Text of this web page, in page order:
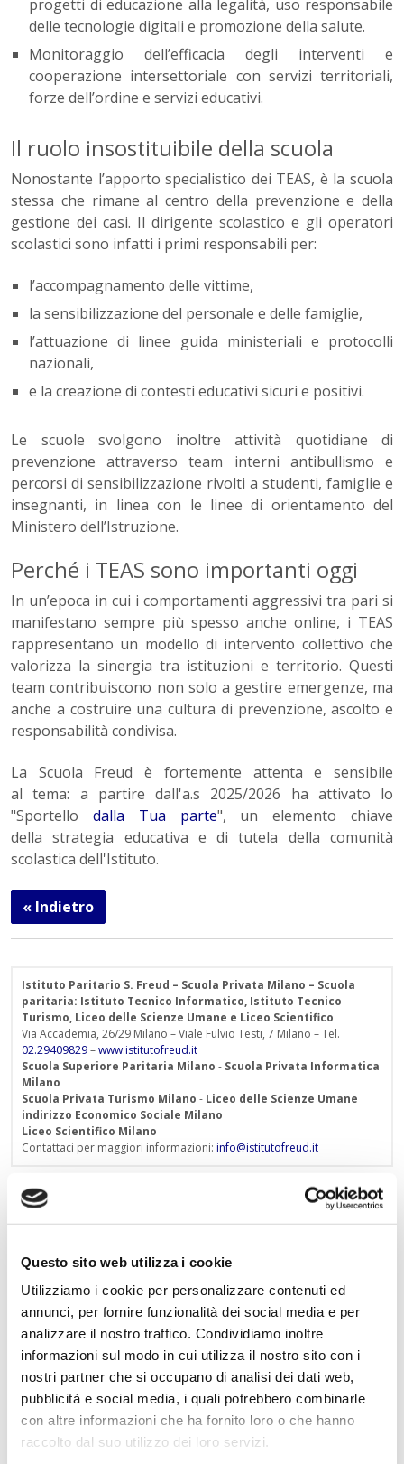
Questo sito web utilizza i cookie
Utilizziamo i cookie per personalizzare contenuti ed
annunci, per fornire funzionalità dei social media e per
analizzare il nostro traffico. Condividiamo inoltre
informazioni sul modo in cui utilizza il nostro sito con i
nostri partner che si occupano di analisi dei dati web,
pubblicità e social media, i quali potrebbero combinarle
con altre informazioni che ha fornito loro o che hanno
raccolto dal suo utilizzo dei loro servizi.
progetti di educazione alla legalità, uso responsabile
delle tecnologie digitali e promozione della salute.
Monitoraggio dell’efficacia degli interventi e
cooperazione intersettoriale con servizi territoriali,
forze dell’ordine e servizi educativi.
Il ruolo insostituibile della scuola
Nonostante l’apporto specialistico dei TEAS, è la scuola
stessa che rimane al centro della prevenzione e della
gestione dei casi. Il dirigente scolastico e gli operatori
scolastici sono infatti i primi responsabili per:
l’accompagnamento delle vittime,
la sensibilizzazione del personale e delle famiglie,
l’attuazione di linee guida ministeriali e protocolli
nazionali,
e la creazione di contesti educativi sicuri e positivi.
Le scuole svolgono inoltre attività quotidiane di
prevenzione attraverso team interni antibullismo e
percorsi di sensibilizzazione rivolti a studenti, famiglie e
insegnanti, in linea con le linee di orientamento del
Ministero dell’Istruzione.
Perché i TEAS sono importanti oggi
In un’epoca in cui i comportamenti aggressivi tra pari si
manifestano sempre più spesso anche online, i TEAS
rappresentano un modello di intervento collettivo che
valorizza la sinergia tra istituzioni e territorio. Questi
team contribuiscono non solo a gestire emergenze, ma
anche a costruire una cultura di prevenzione, ascolto e
responsabilità condivisa.
La Scuola Freud è fortemente attenta e sensibile
al tema: a partire dall'a.s 2025/2026 ha attivato lo
"Sportello dalla Tua parte", un elemento chiave
della strategia educativa e di tutela della comunità
scolastica dell'Istituto.
« Indietro
Istituto Paritario S. Freud – Scuola Privata Milano – Scuola
paritaria: Istituto Tecnico Informatico, Istituto Tecnico
Turismo, Liceo delle Scienze Umane e Liceo Scientifico
Via Accademia, 26/29 Milano – Viale Fulvio Testi, 7 Milano – Tel.
02.29409829–www.istitutofreud.it
Scuola Superiore Paritaria Milano - Scuola Privata Informatica
Milano
Scuola Privata Turismo Milano - Liceo delle Scienze Umane
indirizzo Economico Sociale Milano
Liceo Scientifico Milano
Contattaci per maggiori informazioni: info@istitutofreud.it
Lascia un commento
L'indirizzo email non verrà pubblicato. I campi
Nome*
E-mail